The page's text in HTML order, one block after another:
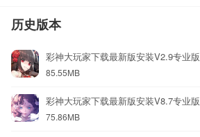
历史版本
彩神大玩家下载最新版安装V2.9专业版
85.55MB
彩神大玩家下载最新版安装V8.7专业版
75.86MB